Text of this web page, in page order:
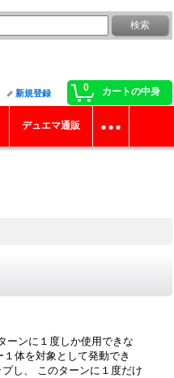
0 カートの中身
新規登録
デュエマ通販
ーンに１度しか使用できな
体を対象として発動でき
し、 このターンに１度だけ